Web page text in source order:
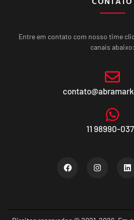
Entre em contato com nosso time
canais abaixo:
11 98990-